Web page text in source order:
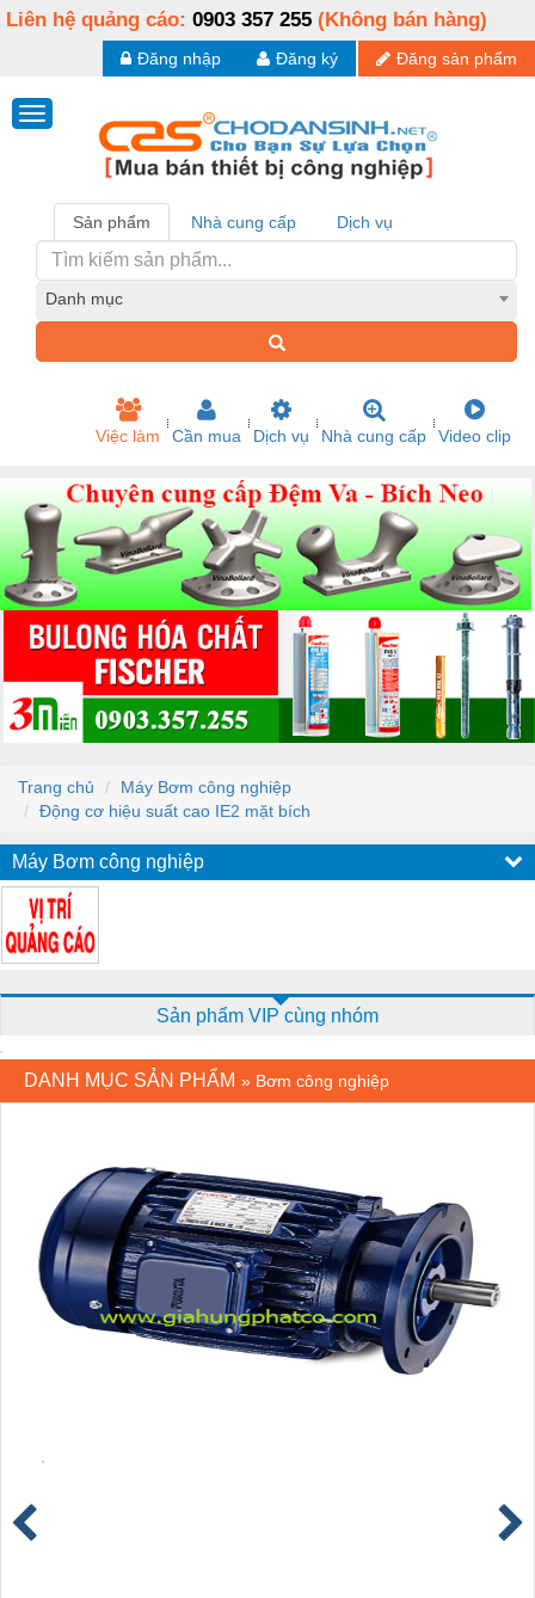
Liên hệ quảng cáo: 0903 357 255 (Không bán hàng)
Đăng sản phẩm
Đăng ký
Đăng nhập
Sản phẩm Nhà cung cấp Dịch vụ
Danh mục
Việc làm Cần mua Dịch vụ Nhà cung cấp Video clip
Trang chủ
Máy Bơm công nghiệp
Động cơ hiệu suất cao IE2 mặt bích
Máy Bơm công nghiệp
Sản phẩm VIP cùng nhóm
DANH MỤC SẢN PHẨM » Bơm công nghiệp